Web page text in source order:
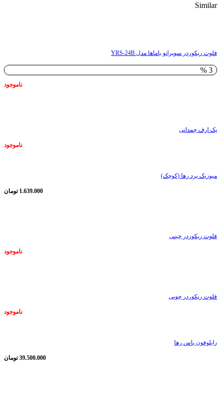
Similar
فلوت ریکوردر سوپرانو یاماها مدل YRS-24B
3 %
ناموجود
پک ارف چمدانی
ناموجود
میوزیک برد رها (کوچک)
1.639.000 تومان
فلوت ریکوردر چینی
ناموجود
فلوت ریکوردر چوبی
ناموجود
زایلوفون باس رها
39.500.000 تومان